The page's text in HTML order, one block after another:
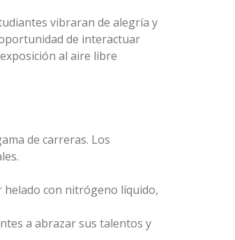
vibraran de alegría y
de interactuar
al aire libre
de carreras. Los
helado con nitrógeno líquido,
a abrazar sus talentos y